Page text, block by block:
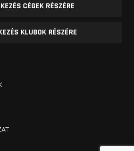
CÉGEK RÉSZÉRE
KLUBOK RÉSZÉRE